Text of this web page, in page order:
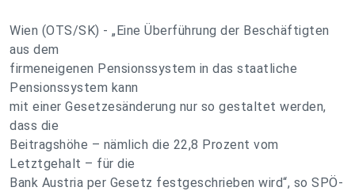
Wien (OTS/SK) - „Eine Überführung der Beschäftigten
aus dem
firmeneigenen Pensionssystem in das staatliche
Pensionssystem kann
mit einer Gesetzesänderung nur so gestaltet werden,
dass die
Beitragshöhe – nämlich die 22,8 Prozent vom
Letztgehalt – für die
Bank Austria per Gesetz festgeschrieben wird“, so SPÖ-